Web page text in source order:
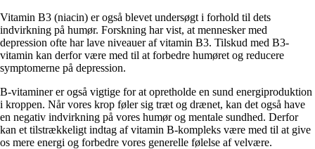
Vitamin B3 (niacin) er også blevet undersøgt i forhold til dets
indvirkning på humør. Forskning har vist, at mennesker med
depression ofte har lave niveauer af vitamin B3. Tilskud med B3-
vitamin kan derfor være med til at forbedre humøret og reducere
symptomerne på depression.
B-vitaminer er også vigtige for at opretholde en sund energiproduktion
i kroppen. Når vores krop føler sig træt og drænet, kan det også have
en negativ indvirkning på vores humør og mentale sundhed. Derfor
kan et tilstrækkeligt indtag af vitamin B-kompleks være med til at give
os mere energi og forbedre vores generelle følelse af velvære.